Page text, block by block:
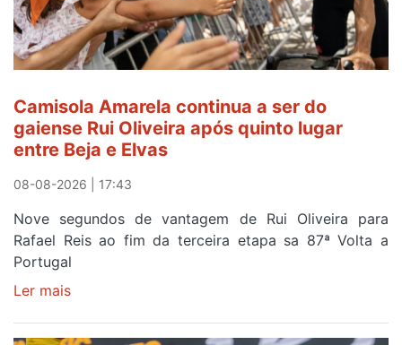
Camisola Amarela continua a ser do
gaiense Rui Oliveira após quinto lugar
entre Beja e Elvas
08-08-2026 | 17:43
Nove segundos de vantagem de Rui Oliveira para
Rafael Reis ao fim da terceira etapa sa 87ª Volta a
Portugal
Ler mais